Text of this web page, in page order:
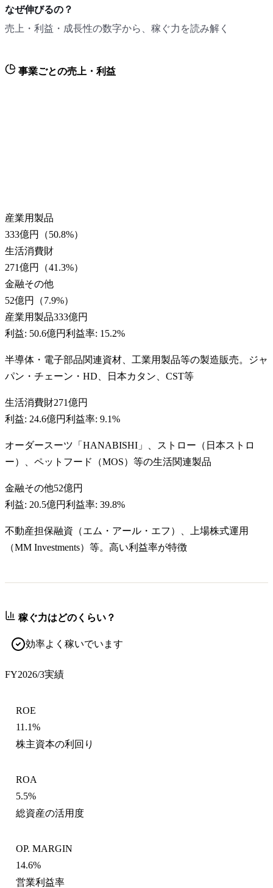
なぜ伸びるの？
売上・利益・成長性の数字から、稼ぐ力を読み解く
事業ごとの売上・利益
産業用製品
333億円
（50.8%）
生活消費財
271億円
（41.3%）
金融その他
52億円
（7.9%）
産業用製品333億円
利益: 50.6億円利益率: 15.2%
半導体・電子部品関連資材、工業用製品等の製造販売。ジャ
パン・チェーン・HD、日本カタン、CST等
生活消費財271億円
利益: 24.6億円利益率: 9.1%
オーダースーツ「HANABISHI」、ストロー（日本ストロ
ー）、ペットフード（MOS）等の生活関連製品
金融その他52億円
利益: 20.5億円利益率: 39.8%
不動産担保融資（エム・アール・エフ）、上場株式運用
（MM Investments）等。高い利益率が特徴
稼ぐ力はどのくらい？
効率よく稼いでいます
FY2026/3実績
ROE
11.1%
株主資本の利回り
ROA
5.5%
総資産の活用度
OP. MARGIN
14.6%
営業利益率